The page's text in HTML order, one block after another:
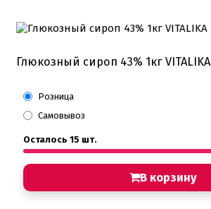
Глюкозный сироп 43% 1кг VITALIKA
Розница
Самовывоз
Осталось 15 шт.
В корзину